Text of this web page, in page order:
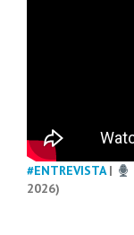
#ENTREVISTA|
2026)